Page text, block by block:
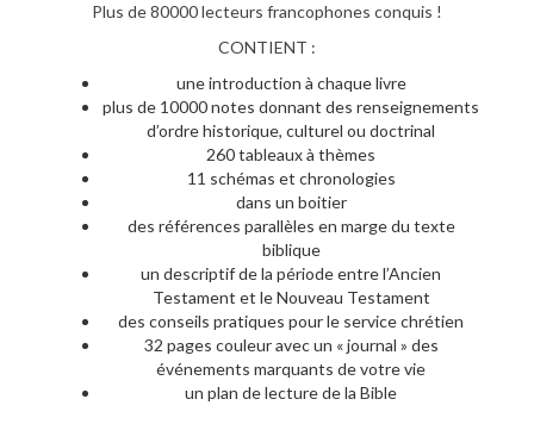
Plus de 80000 lecteurs francophones conquis !
CONTIENT :
une introduction à chaque livre
plus de 10000 notes donnant des renseignements
d’ordre historique, culturel ou doctrinal
260 tableaux à thèmes
11 schémas et chronologies
dans un boitier
des références parallèles en marge du texte
biblique
un descriptif de la période entre l’Ancien
Testament et le Nouveau Testament
des conseils pratiques pour le service chrétien
32 pages couleur avec un « journal » des
événements marquants de votre vie
un plan de lecture de la Bible